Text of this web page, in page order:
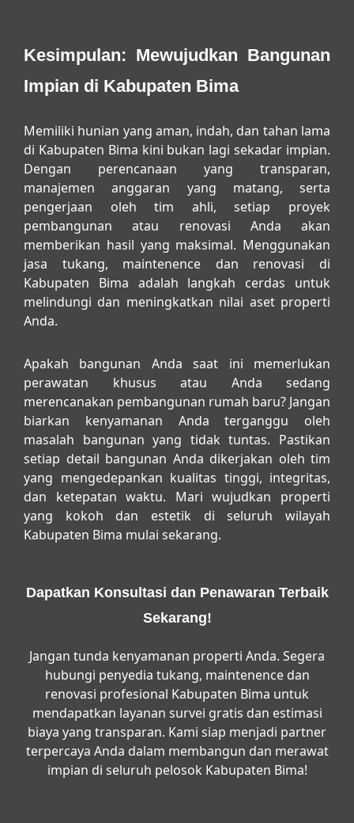
Kesimpulan: Mewujudkan Bangunan
Impian di Kabupaten Bima
Memiliki hunian yang aman, indah, dan tahan lama
di Kabupaten Bima kini bukan lagi sekadar impian.
Dengan perencanaan yang transparan,
manajemen anggaran yang matang, serta
pengerjaan oleh tim ahli, setiap proyek
pembangunan atau renovasi Anda akan
memberikan hasil yang maksimal. Menggunakan
jasa tukang, maintenence dan renovasi di
Kabupaten Bima adalah langkah cerdas untuk
melindungi dan meningkatkan nilai aset properti
Anda.
Apakah bangunan Anda saat ini memerlukan
perawatan khusus atau Anda sedang
merencanakan pembangunan rumah baru? Jangan
biarkan kenyamanan Anda terganggu oleh
masalah bangunan yang tidak tuntas. Pastikan
setiap detail bangunan Anda dikerjakan oleh tim
yang mengedepankan kualitas tinggi, integritas,
dan ketepatan waktu. Mari wujudkan properti
yang kokoh dan estetik di seluruh wilayah
Kabupaten Bima mulai sekarang.
Dapatkan Konsultasi dan Penawaran Terbaik
Sekarang!
Jangan tunda kenyamanan properti Anda. Segera
hubungi penyedia tukang, maintenence dan
renovasi profesional Kabupaten Bima untuk
mendapatkan layanan survei gratis dan estimasi
biaya yang transparan. Kami siap menjadi partner
terpercaya Anda dalam membangun dan merawat
impian di seluruh pelosok Kabupaten Bima!